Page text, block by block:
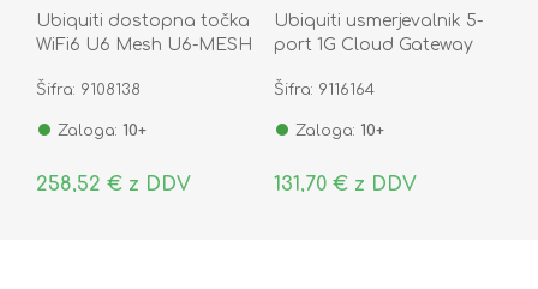
Ubiquiti dostopna točka
WiFi6 U6 Mesh U6-MESH
Šifra: 9108138
Zaloga: 10+
258,52 € z DDV
Ubiquiti usmerjevalnik 5-
port 1G Cloud Gateway
Šifra: 9116164
Zaloga: 10+
131,70 € z DDV